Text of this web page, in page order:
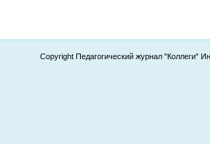
Copyright Педагогический журнал "Коллеги"